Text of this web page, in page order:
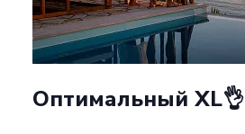
Оптимальный XL👌